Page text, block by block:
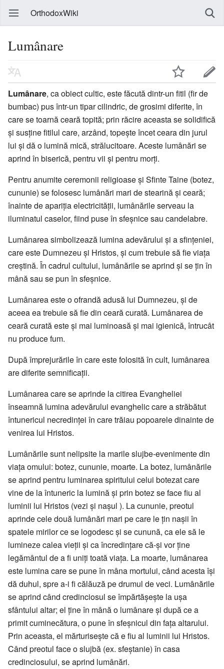
OrthodoxWiki
Lumânare
Lumânare, ca obiect cultic, este făcută dintr-un fitil (fir de
bumbac) pus într-un tipar cilindric, de grosimi diferite, în
care se toarnă ceară topită; prin răcire aceasta se solidifică
și susține fitilul care, arzând, topește încet ceara din jurul
lui și dă o lumină mică, strălucitoare. Aceste lumânări se
aprind în biserică, pentru vii și pentru morți.
Pentru anumite ceremonii religioase și Sfinte Taine (botez,
cununie) se folosesc lumânări mari de stearină și ceară;
înainte de apariția electricității, lumânările serveau la
iluminatul caselor, fiind puse în sfeșnice sau candelabre.
Lumânarea simbolizează lumina adevărului și a sfințeniei,
care este Dumnezeu și Hristos, și cum trebuie să fie viața
creștină. În cadrul cultului, lumânările se aprind și se țin în
mână sau se pun în sfeșnice.
Lumânarea este o ofrandă adusă lui Dumnezeu, și de
aceea ea trebuie să fie din ceară curată. Lumânarea de
ceară curată este și mai luminoasă și mai igienică, întrucât
nu produce fum.
După împrejurările în care este folosită în cult, lumânarea
are diferite semnificații.
Lumânarea care se aprinde la citirea Evangheliei
înseamnă lumina adevărului evanghelic care a străbătut
întunericul necredinței în care trăiau popoarele dinainte de
venirea lui Hristos.
Lumânările sunt nelipsite la marile slujbe-evenimente din
viața omului: botez, cununie, moarte. La botez, lumânările
se aprind pentru luminarea spiritului celui botezat care
vine de la întuneric la lumină și prin botez se face fiu al
luminii lui Hristos (vezi și nașul ). La cununie, preotul
aprinde cele două lumânări mari pe care le țin nașii în
spatele mirilor ce se logodesc și se cunună, ca ele să le
lumineze calea vieții și ca încredințare că-și vor ține
legământul de a fi uniți toată viața. La moarte, lumânarea
este lumina care se pune în mâna mortului, când acesta își
dă duhul, spre a-i fi călăuză pe drumul de veci. Lumânările
se aprind când credinciosul se împărtășește la ușa
sfântului altar; el ține în mână o lumânare și după ce a
primit cuminecătura, o pune în sfeșnicul din fața altarului.
Prin aceasta, el mărturisește că e fiu al luminii lui Hristos.
Când preotul face o slujbă (ex. sfeștanie) în casa
credinciosului, se aprind lumânări.